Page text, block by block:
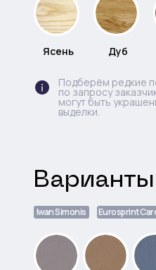
Ясень Дуб
Варианты
Iwan Simonis Eurosprint
Подберём редкие
по запросу
могут быть
выделки.